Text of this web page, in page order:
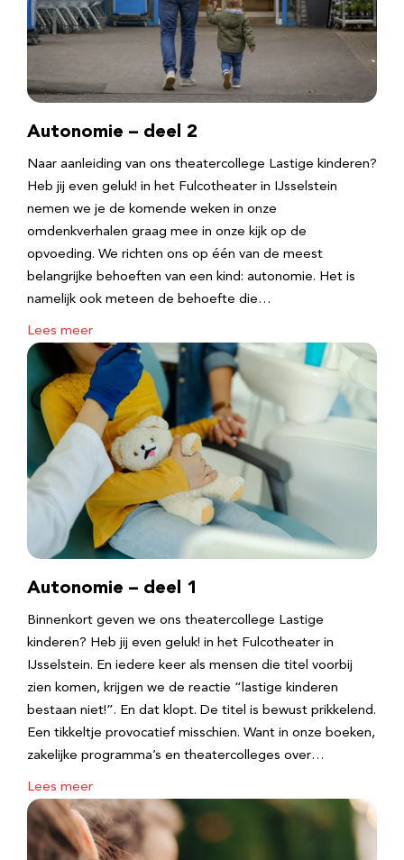
Autonomie – deel 2
Naar aanleiding van ons theatercollege Lastige kinderen?
Heb jij even geluk! in het Fulcotheater in IJsselstein
nemen we je de komende weken in onze
omdenkverhalen graag mee in onze kijk op de
opvoeding. We richten ons op één van de meest
belangrijke behoeften van een kind: autonomie. Het is
namelijk ook meteen de behoefte die…
Lees meer
Autonomie – deel 1
Binnenkort geven we ons theatercollege Lastige
kinderen? Heb jij even geluk! in het Fulcotheater in
IJsselstein. En iedere keer als mensen die titel voorbij
zien komen, krijgen we de reactie “lastige kinderen
bestaan niet!”. En dat klopt. De titel is bewust prikkelend.
Een tikkeltje provocatief misschien. Want in onze boeken,
zakelijke programma’s en theatercolleges over…
Lees meer